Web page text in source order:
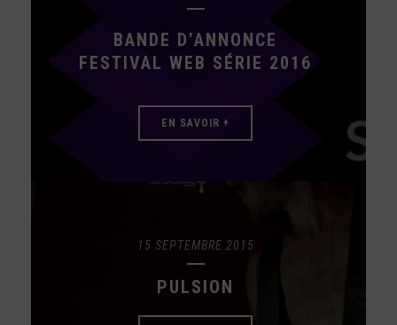
BANDE D’ANNONCE
FESTIVAL WEB SÉRIE 2016
EN SAVOIR +
15 SEPTEMBRE 2015
PULSION